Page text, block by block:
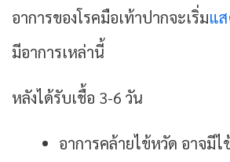
อาการของโรคมือเท้าปากจะเริ่มแ
มีอาการเหล่านี้
หลังได้รับเชื้อ 3-6 วัน
อาการคล้ายไข้หวัด อาจมีไ